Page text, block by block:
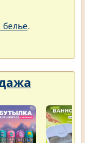
белье.